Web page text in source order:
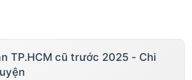
TP.HCM cũ trước 2025 - Chi